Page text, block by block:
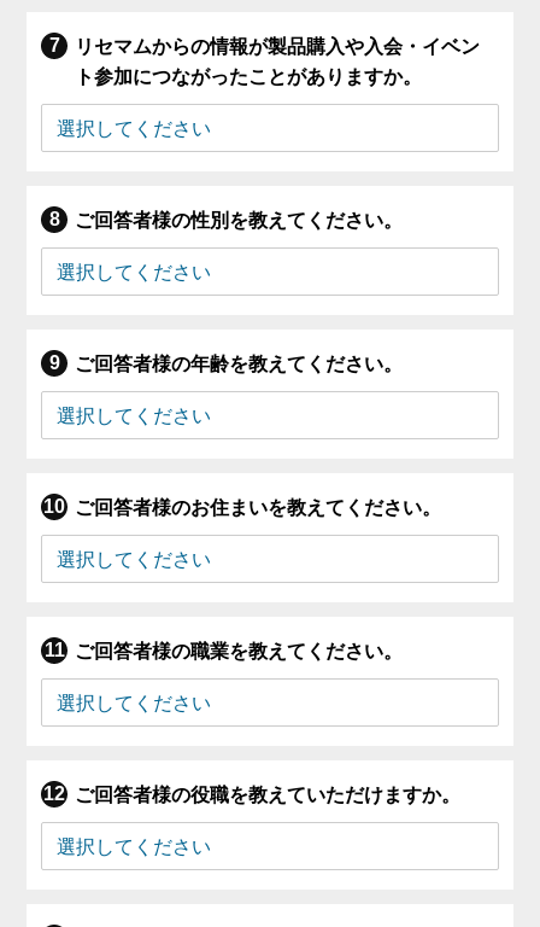
リセマムからの情報が製品購入や入会・イベン
ト参加につながったことがありますか。
ご回答者様の性別を教えてください。
ご回答者様の年齢を教えてください。
ご回答者様のお住まいを教えてください。
ご回答者様の職業を教えてください。
ご回答者様の役職を教えていただけますか。